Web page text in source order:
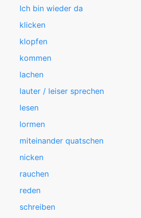
Ich bin wieder da
klicken
klopfen
kommen
lachen
lauter / leiser sprechen
lesen
lormen
miteinander quatschen
nicken
rauchen
reden
schreiben